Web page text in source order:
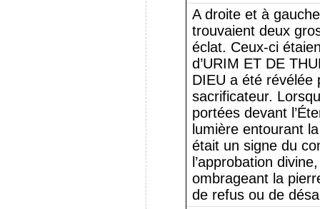
A droite et à
trouvaient deux
éclat. Ceux-ci
d’URIM ET DE
DIEU a été révélée
sacrificateur.
portées devant
lumière entourant
était un signe du
l’approbation
ombrageant la
de refus ou de